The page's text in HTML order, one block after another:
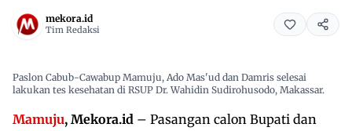
mekora.id
Tim Redaksi
Paslon Cabub-Cawabup Mamuju, Ado Mas'ud dan Damris selesai
lakukan tes kesehatan di RSUP Dr. Wahidin Sudirohusodo, Makassar.
Mamuju, Mekora.id – Pasangan calon Bupati dan